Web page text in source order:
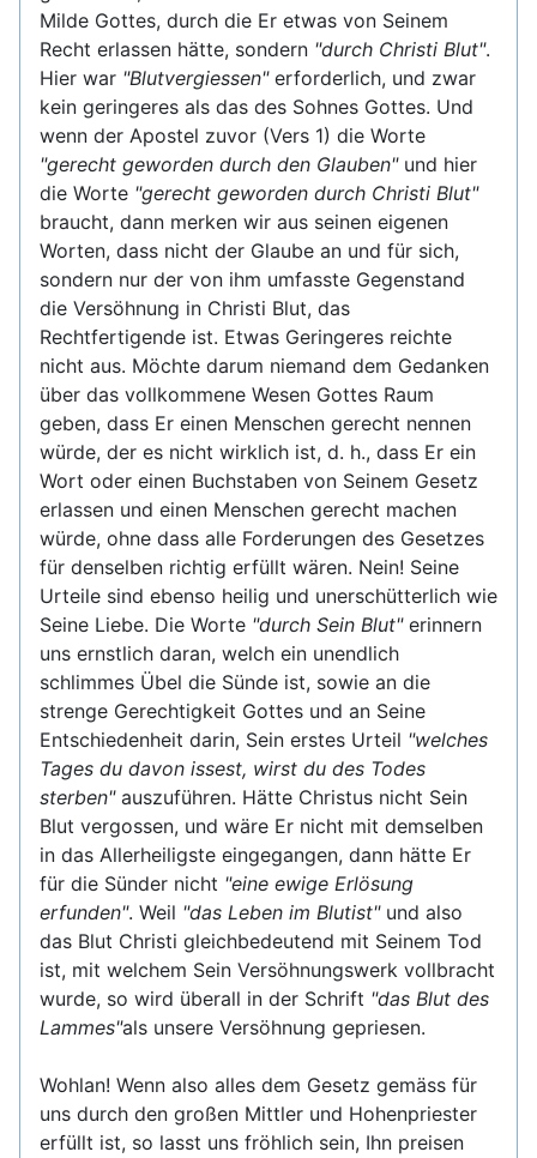
Milde Gottes, durch die Er etwas von Seinem
Recht erlassen hätte, sondern "durch Christi Blut".
Hier war "Blutvergiessen"erforderlich, und zwar
kein geringeres als das des Sohnes Gottes. Und
wenn der Apostel zuvor (Vers 1) die Worte
"gerecht geworden durch den Glauben"und hier
die Worte "gerecht geworden durch Christi Blut"
braucht, dann merken wir aus seinen eigenen
Worten, dass nicht der Glaube an und für sich,
sondern nur der von ihm umfasste Gegenstand
die Versöhnung in Christi Blut, das
Rechtfertigende ist. Etwas Geringeres reichte
nicht aus. Möchte darum niemand dem Gedanken
über das vollkommene Wesen Gottes Raum
geben, dass Er einen Menschen gerecht nennen
würde, der es nicht wirklich ist, d. h., dass Er ein
Wort oder einen Buchstaben von Seinem Gesetz
erlassen und einen Menschen gerecht machen
würde, ohne dass alle Forderungen des Gesetzes
für denselben richtig erfüllt wären. Nein! Seine
Urteile sind ebenso heilig und unerschütterlich wie
Seine Liebe. Die Worte "durch Sein Blut"erinnern
uns ernstlich daran, welch ein unendlich
schlimmes Übel die Sünde ist, sowie an die
strenge Gerechtigkeit Gottes und an Seine
Entschiedenheit darin, Sein erstes Urteil "welches
Tages du davon issest, wirst du des Todes
sterben"auszuführen. Hätte Christus nicht Sein
Blut vergossen, und wäre Er nicht mit demselben
in das Allerheiligste eingegangen, dann hätte Er
für die Sünder nicht "eine ewige Erlösung
erfunden". Weil "das Leben im Blutist"und also
das Blut Christi gleichbedeutend mit Seinem Tod
ist, mit welchem Sein Versöhnungswerk vollbracht
wurde, so wird überall in der Schrift "das Blut des
Lammes"als unsere Versöhnung gepriesen.
Wohlan! Wenn also alles dem Gesetz gemäss für
uns durch den großen Mittler und Hohenpriester
erfüllt ist, so lasst uns fröhlich sein, Ihn preisen